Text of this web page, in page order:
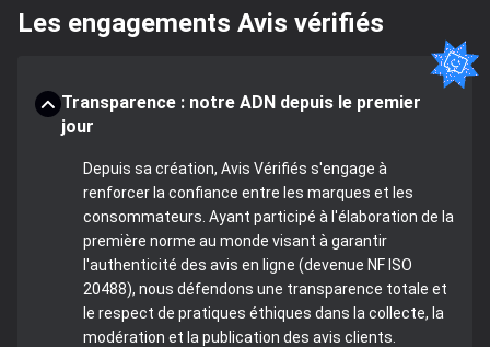
Les engagements Avis vérifiés
Transparence : notre ADN depuis le premier
jour
Depuis sa création, Avis Vérifiés s'engage à
renforcer la confiance entre les marques et les
consommateurs. Ayant participé à l'élaboration de la
première norme au monde visant à garantir
l'authenticité des avis en ligne (devenue NF ISO
20488), nous défendons une transparence totale et
le respect de pratiques éthiques dans la collecte, la
modération et la publication des avis clients.